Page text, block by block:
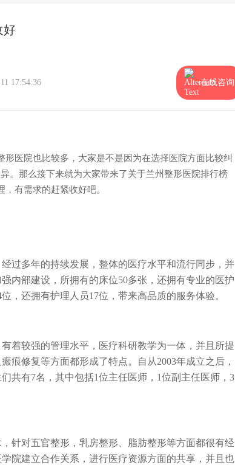
好
17:54:36 在线咨询
医院也比较多，大家是不是因为在选择医院方面比较纠
。那么接下来就为大家带来了关于兰州整形医院排行榜
有需求的赶紧收好吧。
经过多年的持续发展，整体的医疗水平和流行同步，并
内部建设，所拥有的床位50多张，还拥有专业的医护
，还拥有护理人员17位，带来高品质的服务体验。
较强的管理水平，医疗科研教学为一体，并且所提
痕修复等方面都形成了特点。自从2003年成立之后，
共有7名，其中包括1位主任医师，1位副主任医师，3
对五官整形，乳房整形、脂肪整形等方面都很有经
院建立合作关系，进行医疗资源方面的共享，并且也